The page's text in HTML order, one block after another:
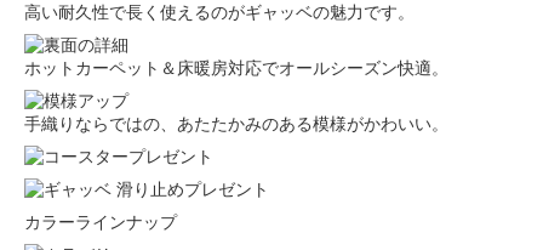
高い耐久性で長く使えるのがギャッベの魅力です。
ホットカーペット＆床暖房対応でオールシーズン快適。
手織りならではの、あたたかみのある模様がかわいい。
カラーラインナップ